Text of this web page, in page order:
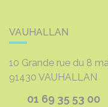
VAUHALLAN
10 Grande rue du 8
91430 VAUHALLAN
01 69 35 53 00